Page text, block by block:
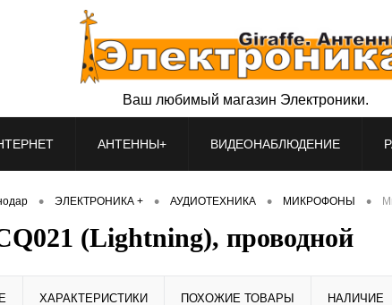
Ваш любимый магазин Электроники.
АНТЕННЫ+ ВИДЕОНАБЛЮДЕНИЕ
• ЭЛЕКТРОНИКА + • АУДИОТЕХНИКА • МИКРОФОНЫ •
(Lightning), проводной
ХАРАКТЕРИСТИКИ ПОХОЖИЕ ТОВАРЫ НАЛИЧИЕ